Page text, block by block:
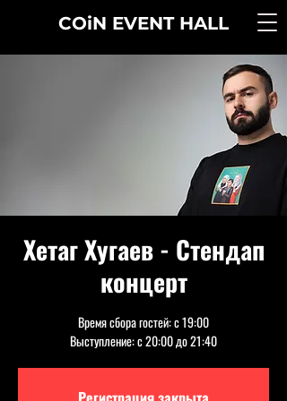
COiN EVENT HALL
Хетаг Хугаев - Стендап
концерт
Время сбора гостей: с 19:00
Выступление: с 20:00 до 21:40